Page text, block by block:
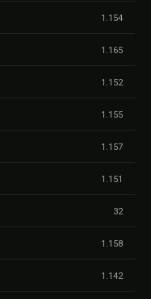
1.154
1.165
1.152
1.155
1.157
1.151
32
1.158
1.142